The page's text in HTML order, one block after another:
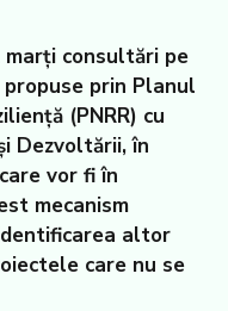
consultări pe
prin Planul
(PNRR) cu
Dezvoltării, în
vor fi în
mecanism
altor
care nu se